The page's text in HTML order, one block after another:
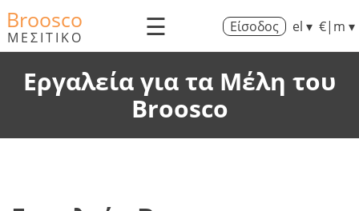
Broosco
ΜΕΣΙΤΙΚΟ ☰ Είσοδος el ▾ €|m ▾
Εργαλεία για τα Μέλη του
Broosco